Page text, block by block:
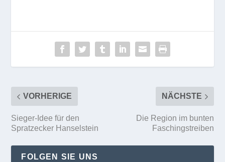
VORHERIGE
Sieger-Idee für den
Spratzecker Hanselstein
NÄCHSTE
Die Region im bunten
Faschingstreiben
FOLGEN SIE UNS